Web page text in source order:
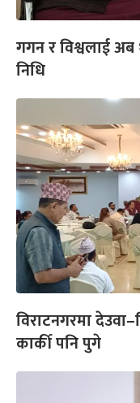
गगन र विश्वलाई अब
निधि
विराटनगरमा
कार्की पनि पुगे